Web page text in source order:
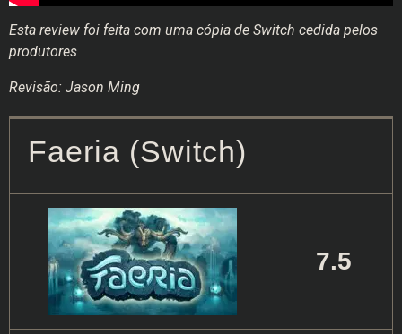
Esta review foi feita com uma cópia de Switch cedida pelos
produtores
Revisão: Jason Ming
Faeria (Switch)
7.5